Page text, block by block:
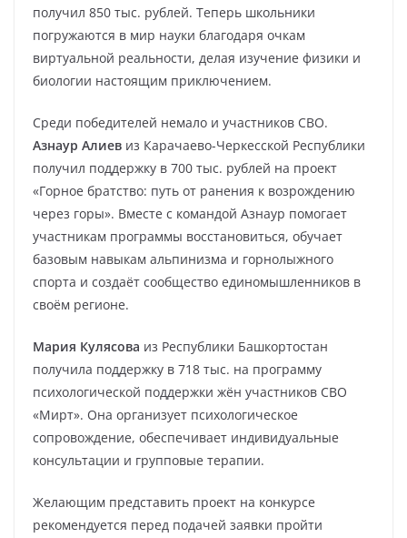
получил 850 тыс. рублей. Теперь школьники
погружаются в мир науки благодаря очкам
виртуальной реальности, делая изучение физики и
биологии настоящим приключением.
Среди победителей немало и участников СВО.
Азнаур Алиев из Карачаево-Черкесской Республики
получил поддержку в 700 тыс. рублей на проект
«Горное братство: путь от ранения к возрождению
через горы». Вместе с командой Азнаур помогает
участникам программы восстановиться, обучает
базовым навыкам альпинизма и горнолыжного
спорта и создаёт сообщество единомышленников в
своём регионе.
Мария Кулясова из Республики Башкортостан
получила поддержку в 718 тыс. на программу
психологической поддержки жён участников СВО
«Мирт». Она организует психологическое
сопровождение, обеспечивает индивидуальные
консультации и групповые терапии.
Желающим представить проект на конкурсе
рекомендуется перед подачей заявки пройти